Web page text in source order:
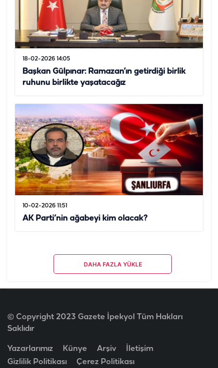
18-02-2026 14:05
Başkan Gülpınar: Ramazan’ın getirdiği birlik
ruhunu birlikte yaşatacağız
10-02-2026 11:51
AK Parti’nin ağabeyi kim olacak?
DAHA FAZLA YÜKLE
© Copyright 2023 Gazete İpekyol Tüm Hakları
Saklıdır
Yazarlarımız Künye Arşiv
İletişim
Gizlilik Politikası
Çerez Politikası